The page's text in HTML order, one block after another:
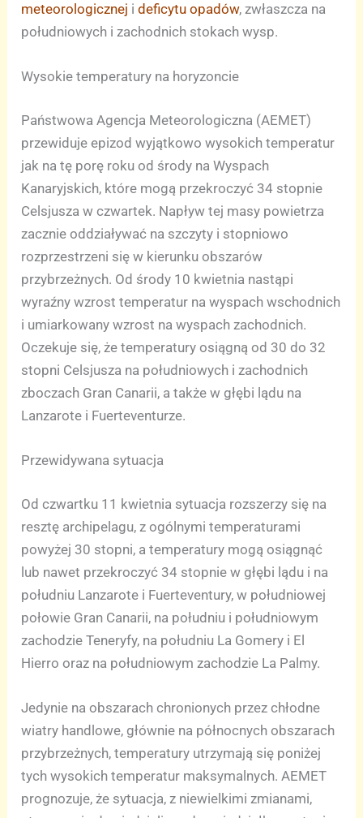
meteorologicznej ideficytu opadów, zwłaszcza na
południowych i zachodnich stokach wysp.
Wysokie temperatury na horyzoncie
Państwowa Agencja Meteorologiczna (AEMET)
przewiduje epizod wyjątkowo wysokich temperatur
jak na tę porę roku od środy na Wyspach
Kanaryjskich, które mogą przekroczyć 34 stopnie
Celsjusza w czwartek. Napływ tej masy powietrza
zacznie oddziaływać na szczyty i stopniowo
rozprzestrzeni się w kierunku obszarów
przybrzeżnych. Od środy 10 kwietnia nastąpi
wyraźny wzrost temperatur na wyspach wschodnich
i umiarkowany wzrost na wyspach zachodnich.
Oczekuje się, że temperatury osiągną od 30 do 32
stopni Celsjusza na południowych i zachodnich
zboczach Gran Canarii, a także w głębi lądu na
Lanzarote i Fuerteventurze.
Przewidywana sytuacja
Od czwartku 11 kwietnia sytuacja rozszerzy się na
resztę archipelagu, z ogólnymi temperaturami
powyżej 30 stopni, a temperatury mogą osiągnąć
lub nawet przekroczyć 34 stopnie w głębi lądu i na
południu Lanzarote i Fuerteventury, w południowej
połowie Gran Canarii, na południu i południowym
zachodzie Teneryfy, na południu La Gomery i El
Hierro oraz na południowym zachodzie La Palmy.
Jedynie na obszarach chronionych przez chłodne
wiatry handlowe, głównie na północnych obszarach
przybrzeżnych, temperatury utrzymają się poniżej
tych wysokich temperatur maksymalnych. AEMET
prognozuje, że sytuacja, z niewielkimi zmianami,